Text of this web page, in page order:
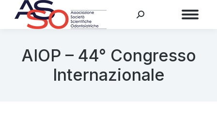
AIOP – 44° Congresso
Internazionale